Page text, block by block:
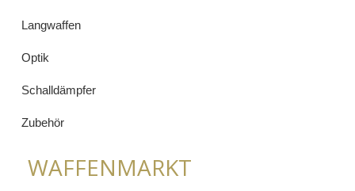
Langwaffen
Optik
Schalldämpfer
Zubehör
WAFFENMARKT